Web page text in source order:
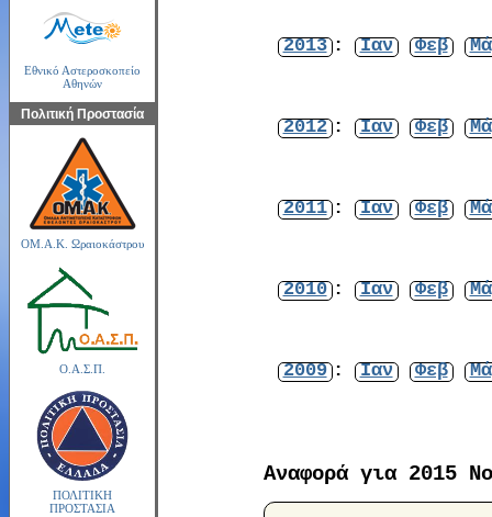
Εθνικό Αστεροσκοπείο
Αθηνών
Πολιτική Προστασία
ΟΜ.Α.Κ. Ωραιοκάστρου
Ο.Α.Σ.Π.
ΠΟΛΙΤΙΚΗ
ΠΡΟΣΤΑΣΙΑ
2013 : Ιαν Φεβ
2012 : Ιαν Φεβ
2011 : Ιαν Φεβ
2010 : Ιαν Φεβ
2009 : Ιαν Φεβ
Αναφορά για 2015